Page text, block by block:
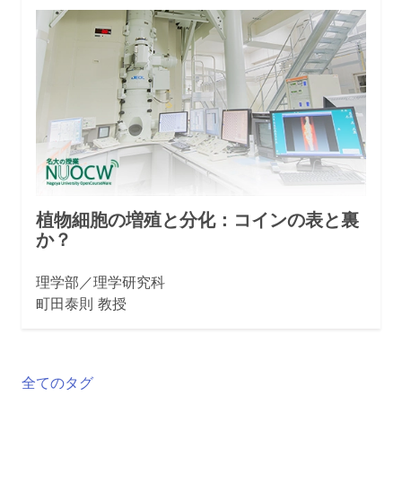
植物細胞の増殖と分化：コインの表と裏
か？
理学部／理学研究科
町田泰則 教授
全てのタグ